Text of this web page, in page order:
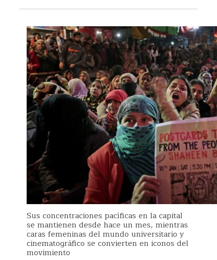
Sus concentraciones pacíficas en la capital
se mantienen desde hace un mes, mientras
caras femeninas del mundo universitario y
cinematográfico se convierten en iconos del
movimiento